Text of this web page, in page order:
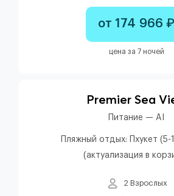
от 174 966 ₽
цена за 7 ночей
Premier Sea
Питание — AI
Пляжный отдых: Пхукет (5-
(актуализация в
2 Взрослых